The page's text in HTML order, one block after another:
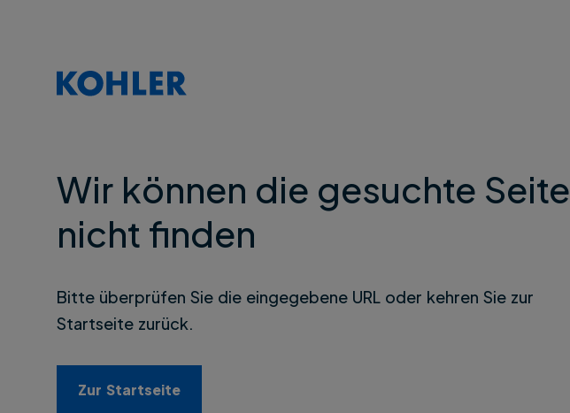
Wir können die gesuchte Seite
nicht finden
Bitte überprüfen Sie die eingegebene URL oder kehren Sie zur
Startseite zurück.
Zur Startseite